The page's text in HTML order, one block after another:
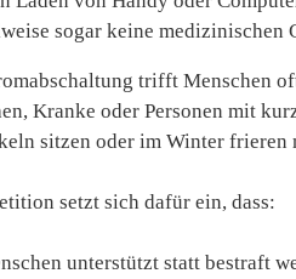
sogar keine medizinischen
trifft Menschen
Kranke oder Personen mit
sitzen oder im Winter frieren
setzt sich dafür ein, dass:
unterstützt statt bestraft